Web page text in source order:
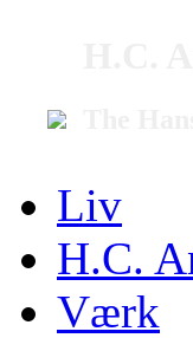
Liv
H.C.
Værk